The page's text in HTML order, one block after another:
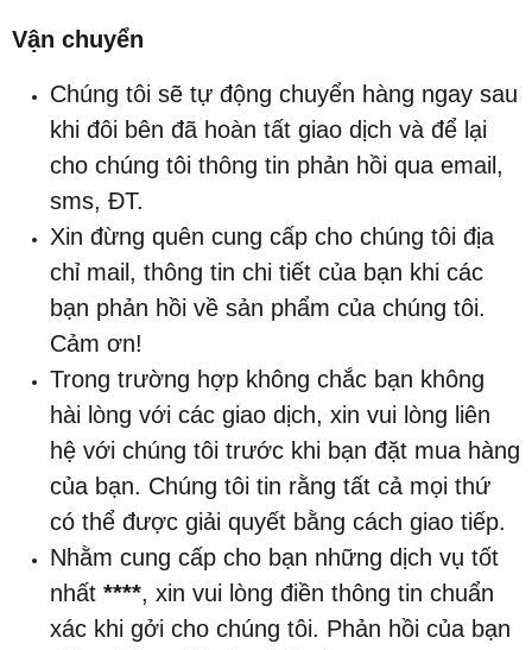
Vận chuyển
Chúng tôi sẽ tự động chuyển hàng ngay sau
khi đôi bên đã hoàn tất giao dịch và để lại
cho chúng tôi thông tin phản hồi qua email,
sms, ĐT.
Xin đừng quên cung cấp cho chúng tôi địa
chỉ mail, thông tin chi tiết của bạn khi các
bạn phản hồi về sản phẩm của chúng tôi.
Cảm ơn!
Trong trường hợp không chắc bạn không
hài lòng với các giao dịch, xin vui lòng liên
hệ với chúng tôi trước khi bạn đặt mua hàng
của bạn. Chúng tôi tin rằng tất cả mọi thứ
có thể được giải quyết bằng cách giao tiếp.
Nhằm cung cấp cho bạn những dịch vụ tốt
nhất ****, xin vui lòng điền thông tin chuẩn
xác khi gởi cho chúng tôi. Phản hồi của bạn